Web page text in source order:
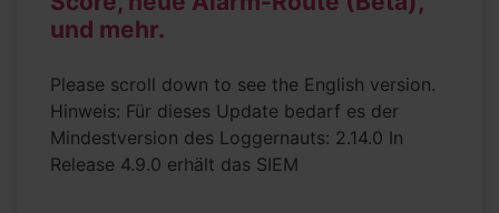
und mehr.
Please scroll down to see the English version.
Hinweis: Für dieses Update bedarf es der
Mindestversion des Loggernauts: 2.14.0 In
Release 4.9.0 erhält das SIEM